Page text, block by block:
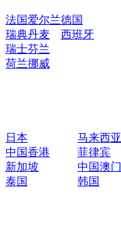
法国爱尔兰德国
瑞典丹麦
西班牙
瑞士芬兰
荷兰挪威
日本
马来西亚
中国香港
菲律宾
新加坡
中国澳门
泰国
韩国